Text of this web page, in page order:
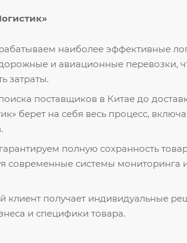
наиболее эффективные
и авиационные перевозки,
затраты.
поставщиков в Китае до
берет на себя весь процесс,
полную сохранность
современные системы мониторинга
клиент получает индивидуальные
и специфики товара.